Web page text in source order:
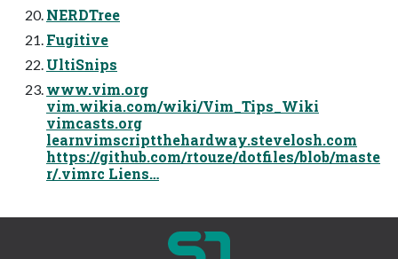
NERDTree
Fugitive
UltiSnips
www.vim.org
vim.wikia.com/wiki/Vim_Tips_Wiki
vimcasts.org
learnvimscriptthehardway.stevelosh.com
https://github.com/rtouze/dotfiles/blob/maste
r/.vimrc Liens…